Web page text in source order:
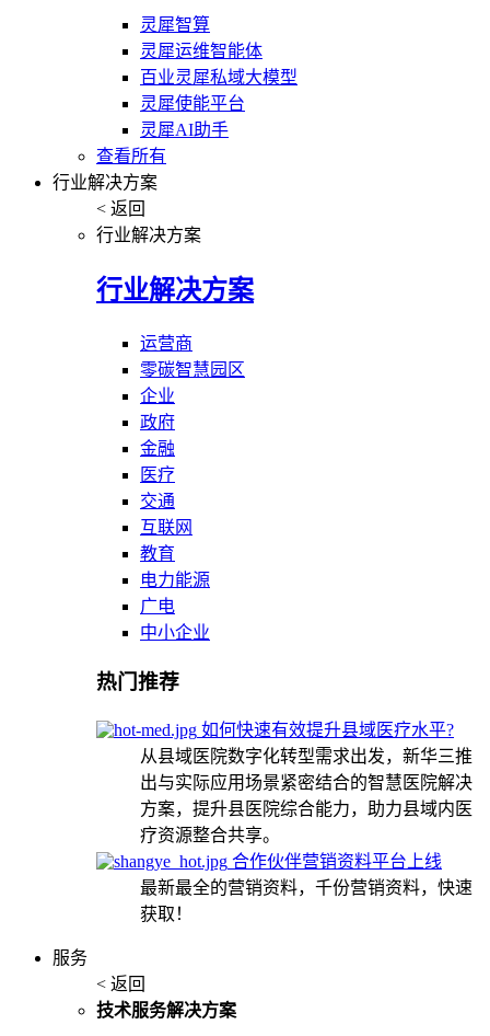
灵犀智算
灵犀运维智能体
百业灵犀私域大模型
灵犀使能平台
灵犀AI助手
查看所有
行业解决方案
< 返回
行业解决方案
行业解决方案
运营商
零碳智慧园区
企业
政府
金融
医疗
交通
互联网
教育
电力能源
广电
中小企业
热门推荐
如何快速有效提升县域医疗水平?
从县域医院数字化转型需求出发，新华三推
出与实际应用场景紧密结合的智慧医院解决
方案，提升县医院综合能力，助力县域内医
疗资源整合共享。
合作伙伴营销资料平台上线
最新最全的营销资料，千份营销资料，快速
获取！
服务
< 返回
技术服务解决方案